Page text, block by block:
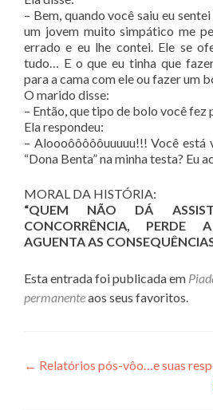
– Bem, quando você saiu eu
um jovem muito simpático me
errado e eu lhe contei. Ele se
tudo… E o que eu tinha que
para a cama com ele ou fazer um
O marido disse:
– Então, que tipo de bolo você fez
Ela respondeu:
– Aloooôôôôôuuuuu!!! Você está
“Dona Benta” na minha testa? Eu
MORAL DA HISTÓRIA:
“QUEM NÃO DÁ
CONCORRÊNCIA, PERDE
AGUENTA AS
Esta entrada foi publicada em
permanenteaos seus favoritos.
Navegação
← Relatórios pós-vôo…e suas